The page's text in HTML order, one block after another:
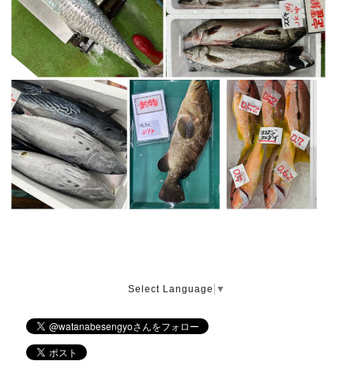
Select Language ▼